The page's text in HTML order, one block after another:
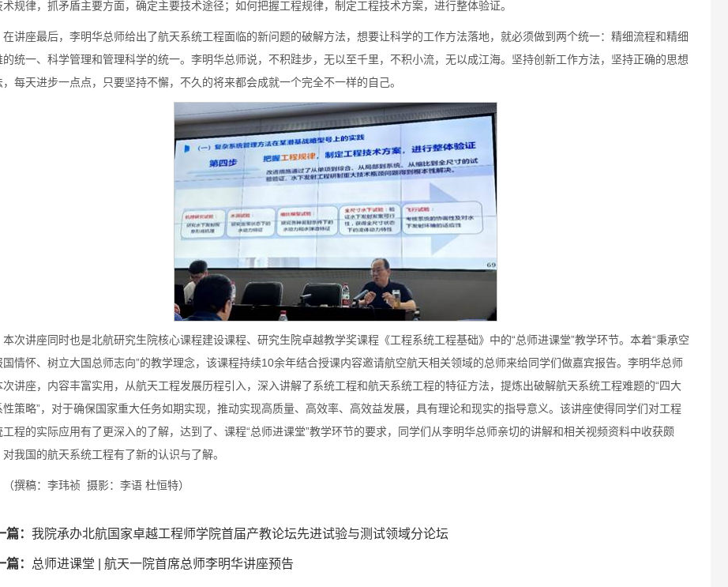
术规律，抓矛盾主要方面，确定主要技术途径；如何把握工程规律，制定工程技术方案，进行整体验证。
在讲座最后，李明华总师给出了航天系统工程面临的新问题的破解方法，想要让科学的工作方法落地，就必须做到两个统一：精细流程和精细
的统一、科学管理和管理科学的统一。李明华总师说，不积跬步，无以至千里，不积小流，无以成江海。坚持创新工作方法，坚持正确的思想
，每天进步一点点，只要坚持不懈，不久的将来都会成就一个完全不一样的自己。
本次讲座同时也是北航研究生院核心课程建设课程、研究生院卓越教学奖课程《工程系统工程基础》中的“总师进课堂”教学环节。本着“秉承空
国情怀、树立大国总师志向”的教学理念，该课程持续10余年结合授课内容邀请航空航天相关领域的总师来给同学们做嘉宾报告。李明华总师
次讲座，内容丰富实用，从航天工程发展历程引入，深入讲解了系统工程和航天系统工程的特征方法，提炼出破解航天系统工程难题的“四大
性策略”，对于确保国家重大任务如期实现，推动实现高质量、高效率、高效益发展，具有理论和现实的指导意义。该讲座使得同学们对工程
工程的实际应用有了更深入的了解，达到了、课程“总师进课堂”教学环节的要求，同学们从李明华总师亲切的讲解和相关视频资料中收获颇
对我国的航天系统工程有了新的认识与了解。
（撰稿：李玮祯 摄影：李语 杜恒特）
篇：我院承办北航国家卓越工程师学院首届产教论坛先进试验与测试领域分论坛
篇： 总师进课堂 | 航天一院首席总师李明华讲座预告